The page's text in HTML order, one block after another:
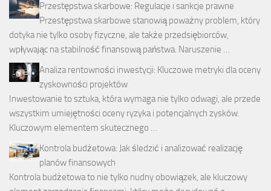
Przestępstwa skarbowe: Regulacje i sankcje prawne
Przestępstwa skarbowe stanowią poważny problem, który
dotyka nie tylko osoby fizyczne, ale także przedsiębiorców,
wpływając na stabilność finansową państwa. Naruszenie …
Analiza rentowności inwestycji: Kluczowe metryki dla oceny
zyskowności projektów
Inwestowanie to sztuka, która wymaga nie tylko odwagi, ale przede
wszystkim umiejętności oceny ryzyka i potencjalnych zysków.
Kluczowym elementem skutecznego …
Kontrola budżetowa: Jak śledzić i analizować realizację
planów finansowych
Kontrola budżetowa to nie tylko nudny obowiązek, ale kluczowy